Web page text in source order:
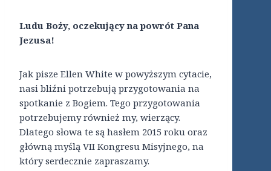
Ludu Boży, oczekujący na powrót Pana
Jezusa!
Jak pisze Ellen White w powyższym cytacie,
nasi bliźni potrzebują przygotowania na
spotkanie z Bogiem. Tego przygotowania
potrzebujemy również my, wierzący.
Dlatego słowa te są hasłem 2015 roku oraz
główną myślą VII Kongresu Misyjnego, na
który serdecznie zapraszamy.